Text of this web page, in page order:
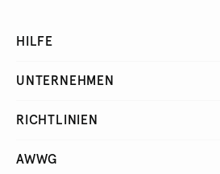
HILFE
UNTERNEHMEN
RICHTLINIEN
AWWG